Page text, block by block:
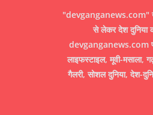
"devganganews.com"
से लेकर देश दुनिया
devganganews.com
लाइफस्टाइल, मूवी-मसाला,
गैलरी, सोशल दुनिया, देश-